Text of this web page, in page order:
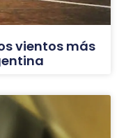
vientos más